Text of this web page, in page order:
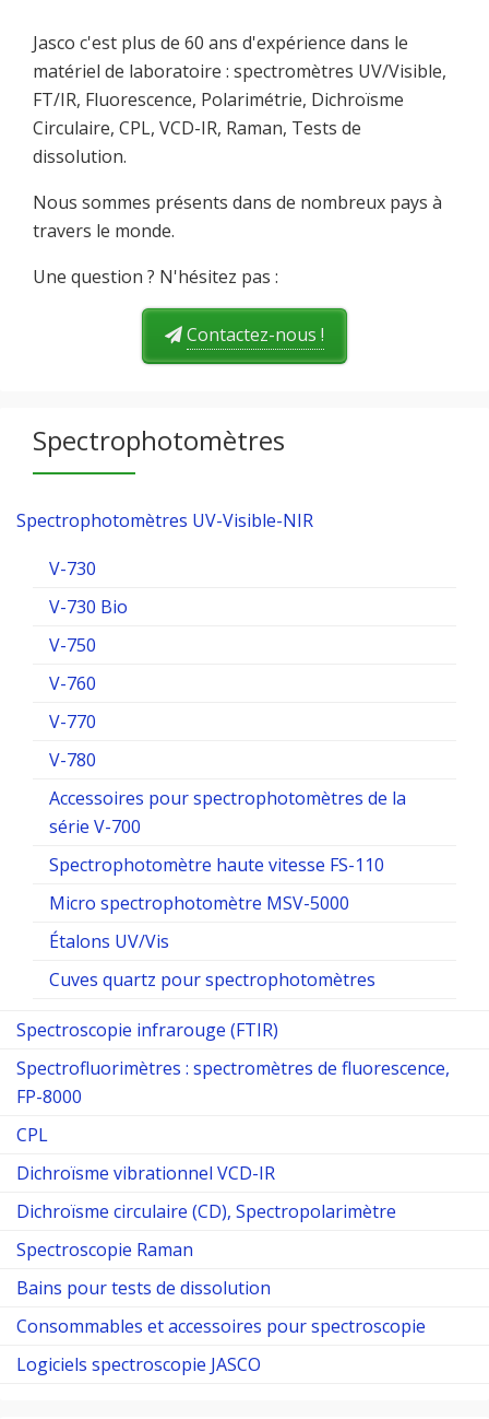
Jasco c'est plus de 60 ans d'expérience dans le
matériel de laboratoire : spectromètres UV/Visible,
FT/IR, Fluorescence, Polarimétrie, Dichroïsme
Circulaire, CPL, VCD-IR, Raman, Tests de
dissolution.
Nous sommes présents dans de nombreux pays à
travers le monde.
Une question ? N'hésitez pas :
Contactez-nous !
Spectrophotomètres
Spectrophotomètres UV-Visible-NIR
V-730
V-730 Bio
V-750
V-760
V-770
V-780
Accessoires pour spectrophotomètres de la
série V-700
Spectrophotomètre haute vitesse FS-110
Micro spectrophotomètre MSV-5000
Étalons UV/Vis
Cuves quartz pour spectrophotomètres
Spectroscopie infrarouge (FTIR)
Spectrofluorimètres : spectromètres de fluorescence,
FP-8000
CPL
Dichroïsme vibrationnel VCD-IR
Dichroïsme circulaire (CD), Spectropolarimètre
Spectroscopie Raman
Bains pour tests de dissolution
Consommables et accessoires pour spectroscopie
Logiciels spectroscopie JASCO